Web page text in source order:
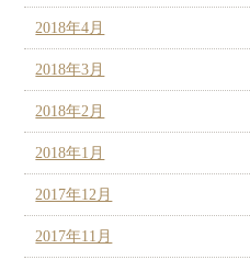
2018年4月
2018年3月
2018年2月
2018年1月
2017年12月
2017年11月